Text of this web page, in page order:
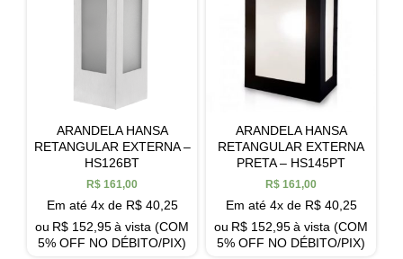
ARANDELA HANSA
RETANGULAR EXTERNA –
HS126BT
R$ 161,00
Em até 4x de R$40,25
ou R$ 152,95à vista (COM
5% OFF NO DÉBITO/PIX)
ARANDELA HANSA
RETANGULAR EXTERNA
PRETA – HS145PT
R$ 161,00
Em até 4x de R$40,25
ou R$ 152,95à vista (COM
5% OFF NO DÉBITO/PIX)